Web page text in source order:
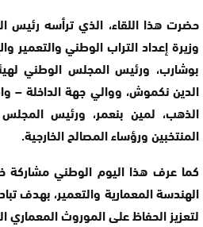
حضرت هذا اللقاء، الذي ترأسه رئيس
وزيرة إعداد التراب الوطني والتعمير
بوشارب، ورئيس المجلس الوطني
الدين نكموش، ووالي جهة الداخلة –
الذهب، لمين بنعمر، ورئيس
المنتخبين ورؤساء المصالح الخارجية.
كما عرف هذا اليوم الوطني مشاركة
الهندسة المعمارية والتعمير، بهدف
لتعزيز الحفاظ على الموروث المعماري